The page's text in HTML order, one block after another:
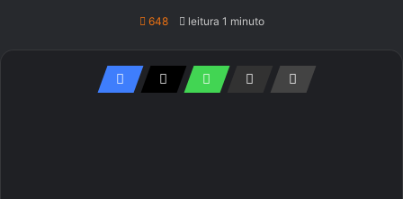
648 leitura 1 minuto